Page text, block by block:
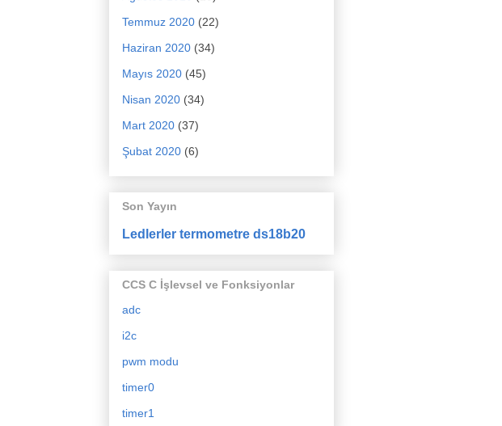
Temmuz 2020 (22)
Haziran 2020 (34)
Mayıs 2020 (45)
Nisan 2020 (34)
Mart 2020 (37)
Şubat 2020 (6)
Son Yayın
Ledlerler termometre ds18b20
CCS C İşlevsel ve Fonksiyonlar
adc
i2c
pwm modu
timer0
timer1